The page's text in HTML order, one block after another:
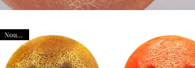
Nouveau